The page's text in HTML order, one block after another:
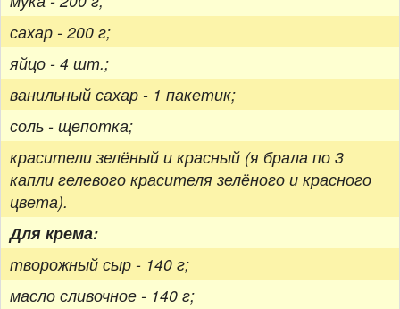
сахар - 200 г;
яйцо - 4 шт.;
ванильный сахар - 1 пакетик;
соль - щепотка;
красители зелёный и красный (я брала по 3
капли гелевого красителя зелёного и красного
цвета).
Для крема:
творожный сыр - 140 г;
масло сливочное - 140 г;